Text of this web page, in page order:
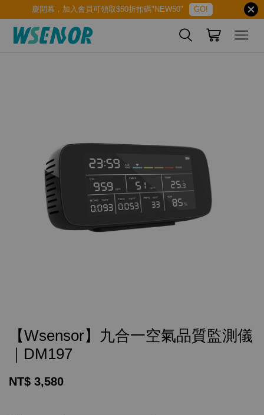
慶開幕，加入會員可領取$50折扣碼"NEW50" GO!
【Wsensor】九合一空氣品質監測儀
｜DM197
NT$ 3,580